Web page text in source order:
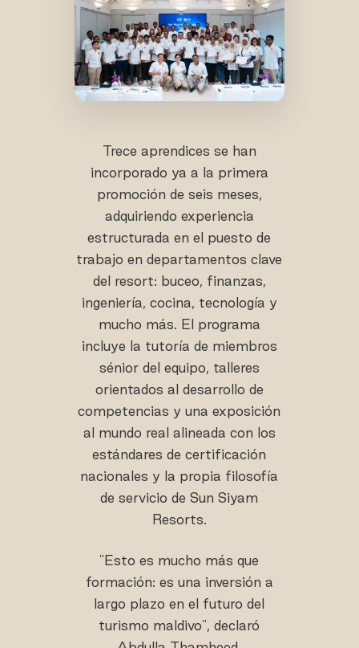
Trece aprendices se han
incorporado ya a la primera
promoción de seis meses,
adquiriendo experiencia
estructurada en el puesto de
trabajo en departamentos clave
del resort: buceo, finanzas,
ingeniería, cocina, tecnología y
mucho más. El programa
incluye la tutoría de miembros
sénior del equipo, talleres
orientados al desarrollo de
competencias y una exposición
al mundo real alineada con los
estándares de certificación
nacionales y la propia filosofía
de servicio de Sun Siyam
Resorts.
"Esto es mucho más que
formación: es una inversión a
largo plazo en el futuro del
turismo maldivo", declaró